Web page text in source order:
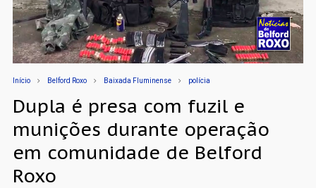
Início Belford Roxo Baixada Fluminense polícia
Dupla é presa com fuzil e
munições durante operação
em comunidade de Belford
Roxo